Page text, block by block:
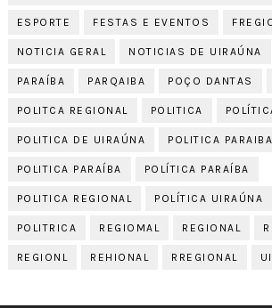
ESPORTE FESTAS E EVENTOS
NOTICIA GERAL NOTICIAS DE UIRAÚNA
PARAÍBA PARQAIBA POÇO DANTAS
POLITCA REGIONAL POLITICA
POLITICA DE UIRAÚNA POLITICA PARAIBA
POLITICA PARAÍBA POLÍTICA PARAÍBA
POLITICA REGIONAL POLÍTICA UIRAÚNA
POLITRICA REGIOMAL REGIONAL
REGIONL REHIONAL RREGIONAL